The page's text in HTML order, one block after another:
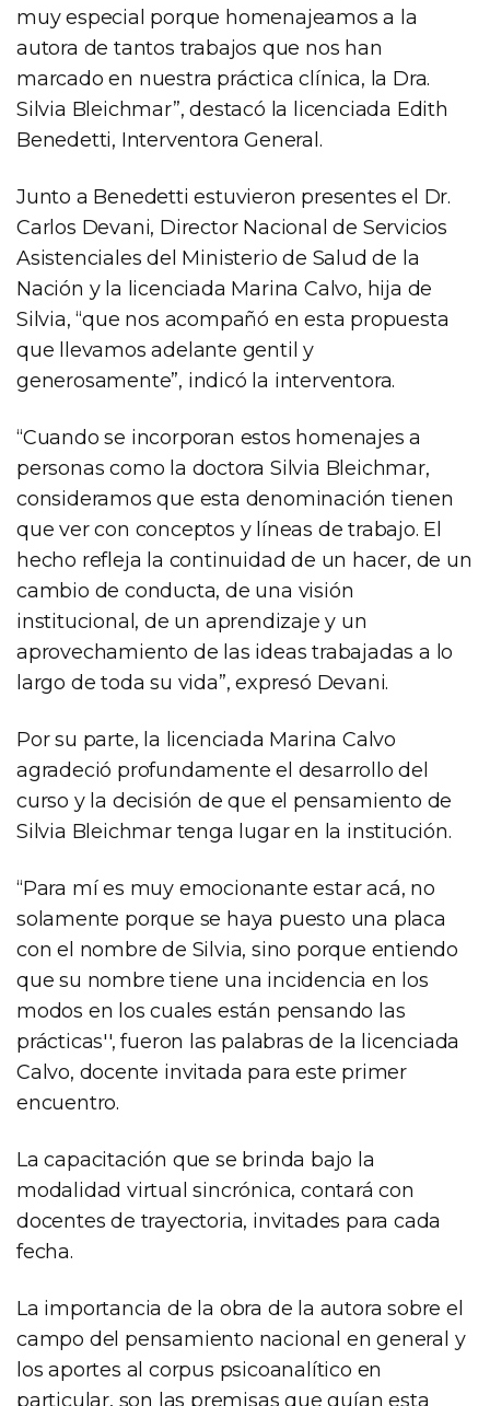
muy especial porque homenajeamos a la
autora de tantos trabajos que nos han
marcado en nuestra práctica clínica, la Dra.
Silvia Bleichmar”, destacó la licenciada Edith
Benedetti, Interventora General.
Junto a Benedetti estuvieron presentes el Dr.
Carlos Devani, Director Nacional de Servicios
Asistenciales del Ministerio de Salud de la
Nación y la licenciada Marina Calvo, hija de
Silvia, “que nos acompañó en esta propuesta
que llevamos adelante gentil y
generosamente”, indicó la interventora.
“Cuando se incorporan estos homenajes a
personas como la doctora Silvia Bleichmar,
consideramos que esta denominación tienen
que ver con conceptos y líneas de trabajo. El
hecho refleja la continuidad de un hacer, de un
cambio de conducta, de una visión
institucional, de un aprendizaje y un
aprovechamiento de las ideas trabajadas a lo
largo de toda su vida”, expresó Devani.
Por su parte, la licenciada Marina Calvo
agradeció profundamente el desarrollo del
curso y la decisión de que el pensamiento de
Silvia Bleichmar tenga lugar en la institución.
“Para mí es muy emocionante estar acá, no
solamente porque se haya puesto una placa
con el nombre de Silvia, sino porque entiendo
que su nombre tiene una incidencia en los
modos en los cuales están pensando las
prácticas'', fueron las palabras de la licenciada
Calvo, docente invitada para este primer
encuentro.
La capacitación que se brinda bajo la
modalidad virtual sincrónica, contará con
docentes de trayectoria, invitades para cada
fecha.
La importancia de la obra de la autora sobre el
campo del pensamiento nacional en general y
los aportes al corpus psicoanalítico en
particular, son las premisas que guían esta